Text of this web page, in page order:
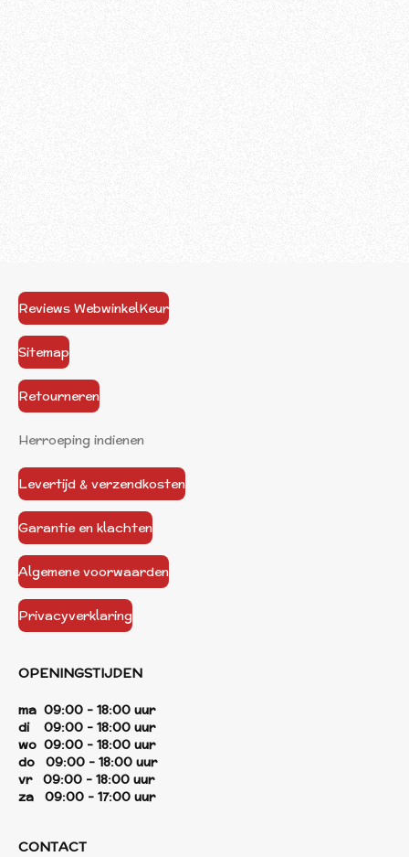
Reviews WebwinkelKeur
Sitemap
Retourneren
Herroeping indienen
Levertijd & verzendkosten
Garantie en klachten
Algemene voorwaarden
Privacyverklaring
OPENINGSTIJDEN
ma 09:00 - 18:00 uur
di 09:00 - 18:00 uur
wo 09:00 - 18:00 uur
do 09:00 - 18:00 uur
vr 09:00 - 18:00 uur
za 09:00 - 17:00 uur
CONTACT